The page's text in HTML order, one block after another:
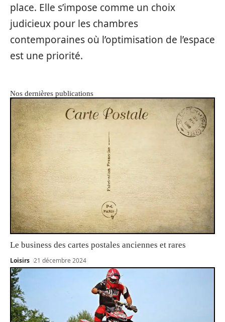
place. Elle s’impose comme un choix
judicieux pour les chambres
contemporaines où l’optimisation de l’espace
est une priorité.
Nos dernières publications
Le business des cartes postales anciennes et rares
Loisirs 21 décembre 2024